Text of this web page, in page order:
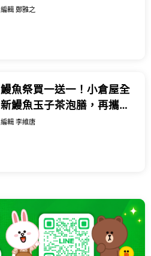
芋香佛跳牆 芋頭奶酒先推。
編輯 鄭雅之
鰻魚祭買一送一！小倉屋全
新鰻魚玉子茶泡膳，再攜手
大苑子、樂扣樂扣推出五大
編輯 李維唐